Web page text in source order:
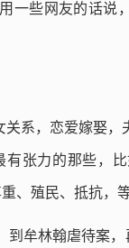
一些网友的话说
系，恋爱嫁娶
张力的那些，
、殖民、抵抗，等
牟林翰虐待案